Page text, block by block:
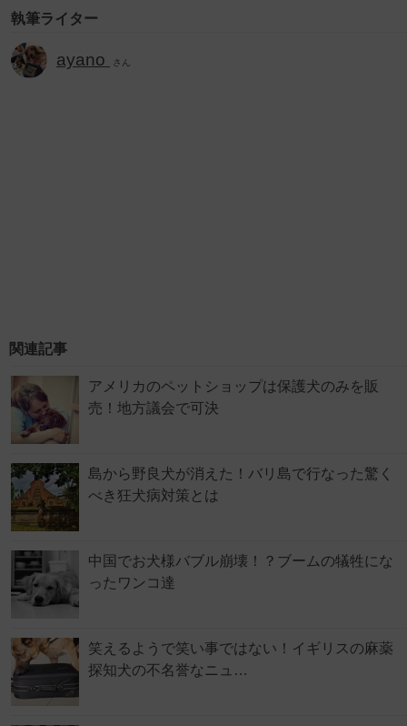
執筆ライター
ayano さん
関連記事
アメリカのペットショップは保護犬のみを販
売！地方議会で可決
島から野良犬が消えた！バリ島で行なった驚く
べき狂犬病対策とは
中国でお犬様バブル崩壊！？ブームの犠牲にな
ったワンコ達
笑えるようで笑い事ではない！イギリスの麻薬
探知犬の不名誉なニュ…